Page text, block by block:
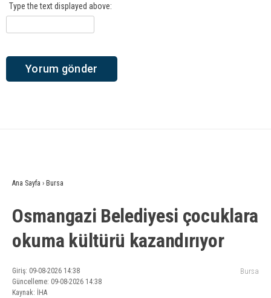
Type the text displayed above:
Ana Sayfa › Bursa
Osmangazi Belediyesi çocuklara
okuma kültürü kazandırıyor
Giriş: 09-08-2026 14:38
Güncelleme: 09-08-2026 14:38
Kaynak: İHA
Bursa